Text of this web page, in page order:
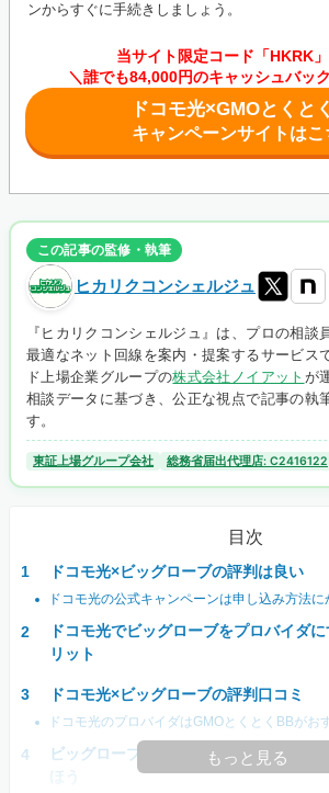
ンからすぐに手続きしましょう。
当サイト限定コード「HKRK
＼誰でも84,000円のキャッシュバッ
ドコモ光×GMOとくと
キャンペーンサイトはこ
この記事の監修・執筆
ヒカリクコンシェルジュ
『ヒカリクコンシェルジュ』は、プロの相談
最適なネット回線を案内・提案するサービス
ド上場企業グループの株式会社ノイアット が
相談データに基づき、公正な視点で記事の執
す。
東証上場グループ会社 総務省届出代理店: C2416122
目次
ドコモ光×ビッグローブの評判は良い
ドコモ光の公式キャンペーンは申し込み方法
ドコモ光でビッグローブをプロバイダ
リット
ドコモ光×ビッグローブの評判口コミ
ドコモ光のプロバイダはGMOとくとくBBがお
ビッグローブはタイプAのプロバイダな
ほう
もっと見る